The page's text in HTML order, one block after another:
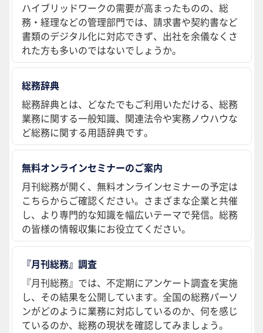
ハイブリッドワークの需要が高まったものの、総
務・経理などの管理部門では、請求書や契約書など
書類のデジタル化に対応できず、出社を余儀なくさ
れた方も多いのではないでしょうか。
総務辞典
総務辞典とは、どなたでもご利用いただける、総務
業務に関する一般知識、関連法令や実務ノウハウな
ど総務に関する用語辞典です。
無料オンラインセミナーのご案内
月刊総務が開く、無料オンラインセミナーの予定は
こちらからご確認ください。さまざまな企業と共催
し、より専門的な知識を幅広いテーマで発信。総務
の皆様の情報収集にお役立てください。
『月刊総務』調査
『月刊総務』では、不定期にアンケート調査を実施
し、その結果を公開しています。全国の総務パーソ
ンがどのように業務に対応しているのか、何を感じ
ているのか、総務の現状を確認してみましょう。